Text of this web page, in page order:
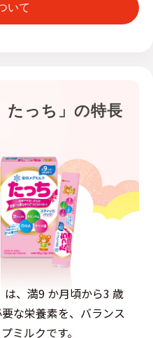
いて
たっち」の特長
は、満9 か月頃から3 歳
な栄養素を、バランス
ミルクです。